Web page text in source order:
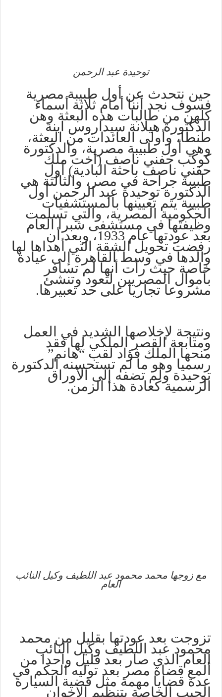
توحيدة عبد الرحمن
حين نتحدث عن أول طبيبة مصرية
فسوف نجد أننا أمام ثلاثة أسماء
كلهن من طالبات هذه البعثة وهن
الدكتورة هيلانة سيداروس ابنة
طنطا، وأولى العائدات من البعثة،
وهي أول طبيبة مصرية، والدكتورة
كوكب حفني ناصف (أخت ملك
حفني ناصف باحثة البادية) أول
طبيبة جراحة في مصر، والثالثة هي
الدكتورة توحيدة عبد الرحمن أول
طبيبة يتم تعيينها بالمستشفيات
الحكومية المصرية، والتي تسلمت
وظيفتها في مستشفى شبرا العام
بعد عودتها عام 1933، وبعد أن
رفضت تحويل الشقة التي أهداها لها
والدها في وسط القاهرة إلى عيادة
خاصة حيث رأت أنها لم تسافر
بأموال المصريين لتعود وتنشئ
مشروعا تجاريا على حد تعبيرها.
ونتيجة لإخلاصها الشديد في العمل
ومتابعة القصر الملكي لها فقد
منحها الملك فؤاد لقب “هانم”
رسميا وهو ما لم تستحسنه الدكتورة
توحيدة ولم تضفه إلى الأوراق
الرسمية كعادة هذا الزمن.
مع زوجها محمد محمود عبد اللطيف وكيل النائب
العام
تزوجت بعد عودتها بقليل من محمد
محمود عبد اللطيف وكيل النائب
العام الذي صار بعد قليل واحدا من
ألمع قضاة مصر بعد توليه الحكم في
عدة قضايا مهمة مثل قضية السيارة
الجيب الخاصة بتنظيم الإخوان